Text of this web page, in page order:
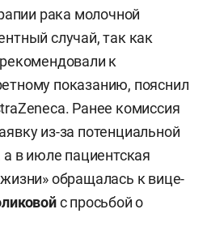
рака молочной
случай, так как
к
показанию, пояснил
Ранее комиссия
из-за потенциальной
в июле пациентская
обращалась к вице-
с просьбой о